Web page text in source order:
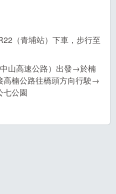
（青埔站）下車，步行至
山高速公路）出發→於楠
楠公路往橋頭方向行駛→
七公園